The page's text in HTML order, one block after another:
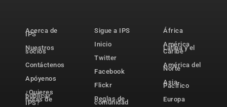
Acerca de
IPS
Nuestros
socios
Contáctenos
Apóyenos
¿Quieres
publicar
notas de
IPS?
Sigue a IPS
Inicio
Twitter
Facebook
Flickr
Reglas de
comunidad
África
América
Latina y el
Caribe
América del
Norte
Asia-
Pacífico
Europa